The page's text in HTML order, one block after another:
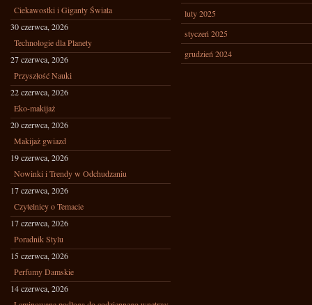
Ciekawostki i Giganty Świata
30 czerwca, 2026
Technologie dla Planety
27 czerwca, 2026
Przyszłość Nauki
22 czerwca, 2026
Eko-makijaż
20 czerwca, 2026
Makijaż gwiazd
19 czerwca, 2026
Nowinki i Trendy w Odchudzaniu
17 czerwca, 2026
Czytelnicy o Temacie
17 czerwca, 2026
Poradnik Stylu
15 czerwca, 2026
Perfumy Damskie
14 czerwca, 2026
luty 2025
styczeń 2025
grudzień 2024